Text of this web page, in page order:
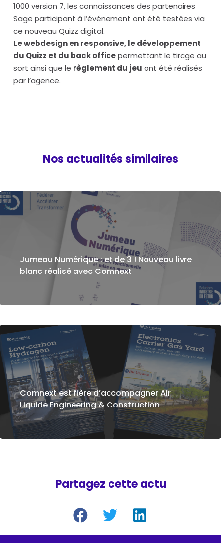
1000 version 7, les connaissances des partenaires
Sage participant à l’événement ont été testées via
ce nouveau Quizz digital.
Le webdesign en responsive, le développement
du Quizz et du back officepermettant le tirage au
sort ainsi que le règlement du jeu ont été réalisés
par l’agence.
Nos actualités similaires
Jumeau Numérique : et de 3 ! Nouveau livre
blanc réalisé avec Comnext
Comnext est fière d’accompagner Air
Liquide Engineering & Construction
Partagez cette actu